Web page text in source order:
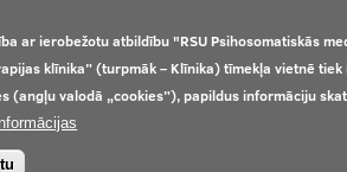
ar ierobežotu atbildību "RSU Psihosomatiskās
klīnika” (turpmāk – Klīnika) tīmekļa vietnē tiek
(angļu valodā „cookies”), papildus informāciju